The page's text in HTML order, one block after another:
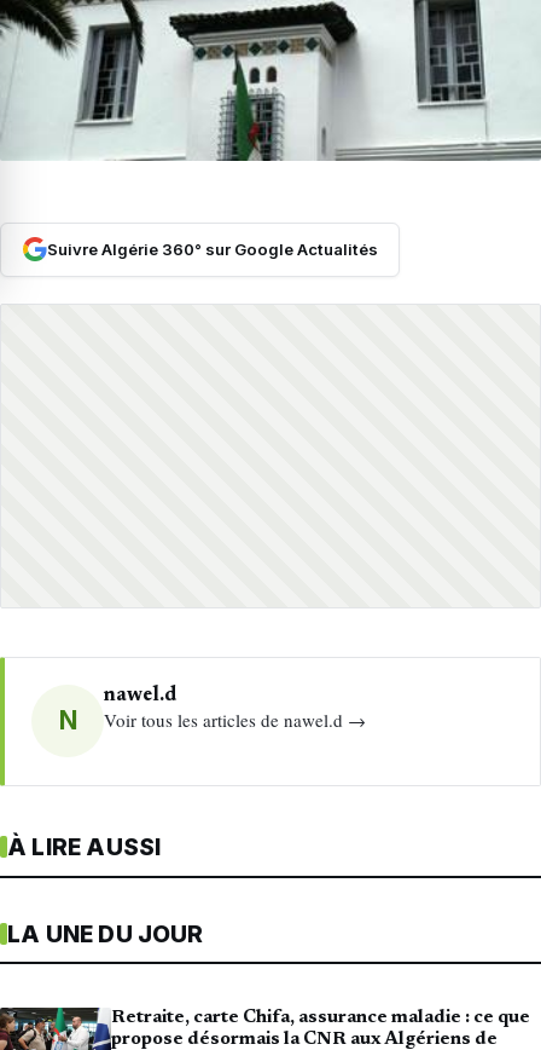
Suivre Algérie 360° sur Google Actualités
N
nawel.d
Voir tous les articles de nawel.d →
À LIRE AUSSI
LA UNE DU JOUR
Retraite, carte Chifa, assurance maladie : ce que
propose désormais la CNR aux Algériens de